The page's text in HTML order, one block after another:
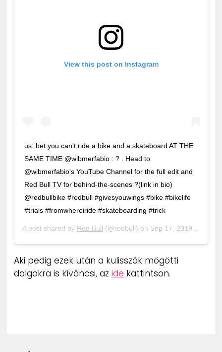
View this post on Instagram
us: bet you can’t ride a bike and a skateboard AT THE
SAME TIME @wibmerfabio : ? . Head to
@wibmerfabio's YouTube Channel for the full edit and
Red Bull TV for behind-the-scenes ?(link in bio)
@redbullbike #redbull #givesyouwings #bike #bikelife
#trials #fromwhereiride #skateboarding #trick
A post shared by Red Bull (@redbull) on Sep 17, 2019 at 8:52am PDT
Aki pedig ezek után a kulisszák mögötti
dolgokra is kíváncsi, az ide kattintson.